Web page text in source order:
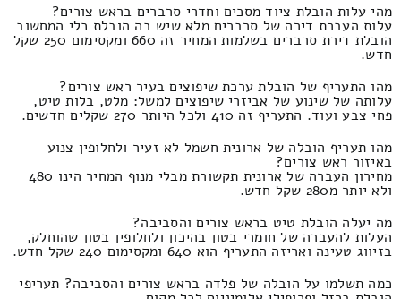
מהי עלות הובלת ציוד מסכים וחדרי סרברים בראש צורים?
עלות העברת דירה של סרברים מלא שיש בה הובלת כלי המחשוב
הובלת דירת סרברים בשלמות המחיר זה 660 ומקסימום 250 שקל
חדש.
מהו התעריף של הובלת ערכת שיפוצים בעיר ראש צורים?
עלותה של שינוע של אביזרי שיפוצים למשל: מלט, בלות טיט,
פחי צבע ועוד. התעריף זה 410 ולכל היותר 270 שקלים חדשים.
מהו תעריף הובלה של ארונית חשמל לא זעיר ולחלופין צנוע
באיזור ראש צורים?
מחירון העברה של ארונית תקשורת מבלי מנוף המחיר הינו 480
ולא יותר מ280 שקל חדש.
מה יעלה הובלת טיט בראש צורים והסביבה?
העלות להעברה של חומרי בטון בהיכון ולחלופין בטון שהוחלק,
בזיווג טעינה ואריזה התעריף הוא 640 ומקסימום 240 שקל חדש.
כמה תשלמו על הובלה של פלדה בראש צורים והסביבה? תעריפי